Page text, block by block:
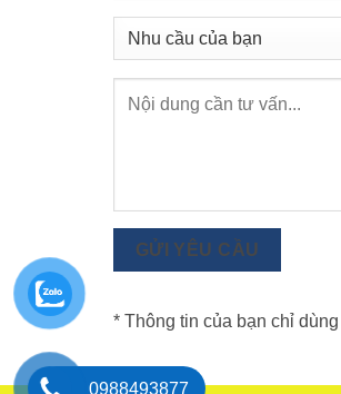
GỬI YÊU CẦU
* Thông tin của bạn chỉ
0988493877